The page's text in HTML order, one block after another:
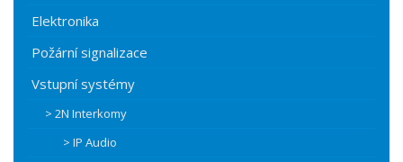
Elektronika
Požární signalizace
Vstupní systémy
> 2N Interkomy
> IP Audio